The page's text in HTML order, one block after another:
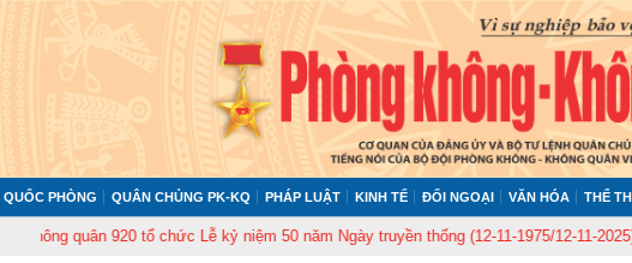
QUỐC PHÒNG QUÂN CHỦNG PK-KQ PHÁP LUẬT KINH TẾ ĐỐI NGOẠI VĂN HÓA THỂ
quân 920 tổ chức Lễ kỷ niệm 50 năm Ngày truyền thống (12-11-1975/12-11-2025)